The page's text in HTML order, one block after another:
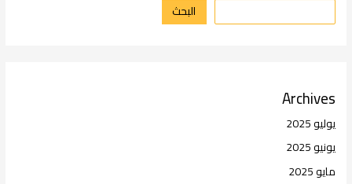
البحث
Archives
يوليو 2025
يونيو 2025
مايو 2025